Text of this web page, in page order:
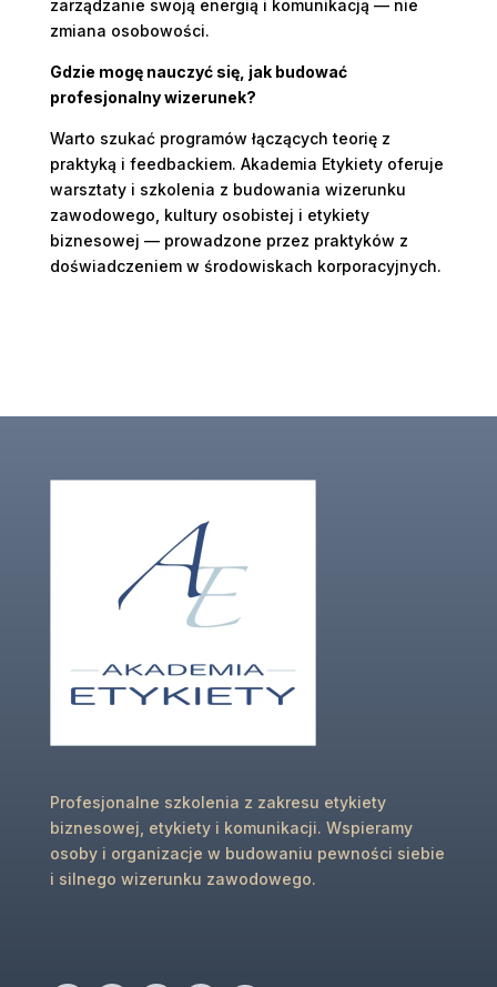
zarządzanie swoją energią i komunikacją — nie
zmiana osobowości.
Gdzie mogę nauczyć się, jak budować
profesjonalny wizerunek?
Warto szukać programów łączących teorię z
praktyką i feedbackiem. Akademia Etykiety oferuje
warsztaty i szkolenia z budowania wizerunku
zawodowego, kultury osobistej i etykiety
biznesowej — prowadzone przez praktyków z
doświadczeniem w środowiskach korporacyjnych.
Profesjonalne szkolenia z zakresu etykiety
biznesowej, etykiety i komunikacji. Wspieramy
osoby i organizacje w budowaniu pewności siebie
i silnego wizerunku zawodowego.